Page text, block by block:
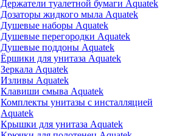
Держатели туалетной бумаги Aquatek
Дозаторы жидкого мыла Aquatek
Душевые наборы Aquatek
Душевые перегородки Aquatek
Душевые поддоны Aquatek
Ёршики для унитаза Aquatek
Зеркала Aquatek
Изливы Aquatek
Клавиши смыва Aquatek
Комплекты унитазы с инсталляцией
Aquatek
Крышки для унитаза Aquatek